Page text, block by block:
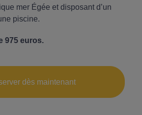
mer Égée et disposant d’un
piscine.
975 euros.
dès maintenant